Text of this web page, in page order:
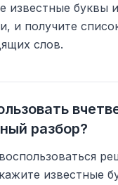
известные буквы
и получите
слов.
разбор?
известные